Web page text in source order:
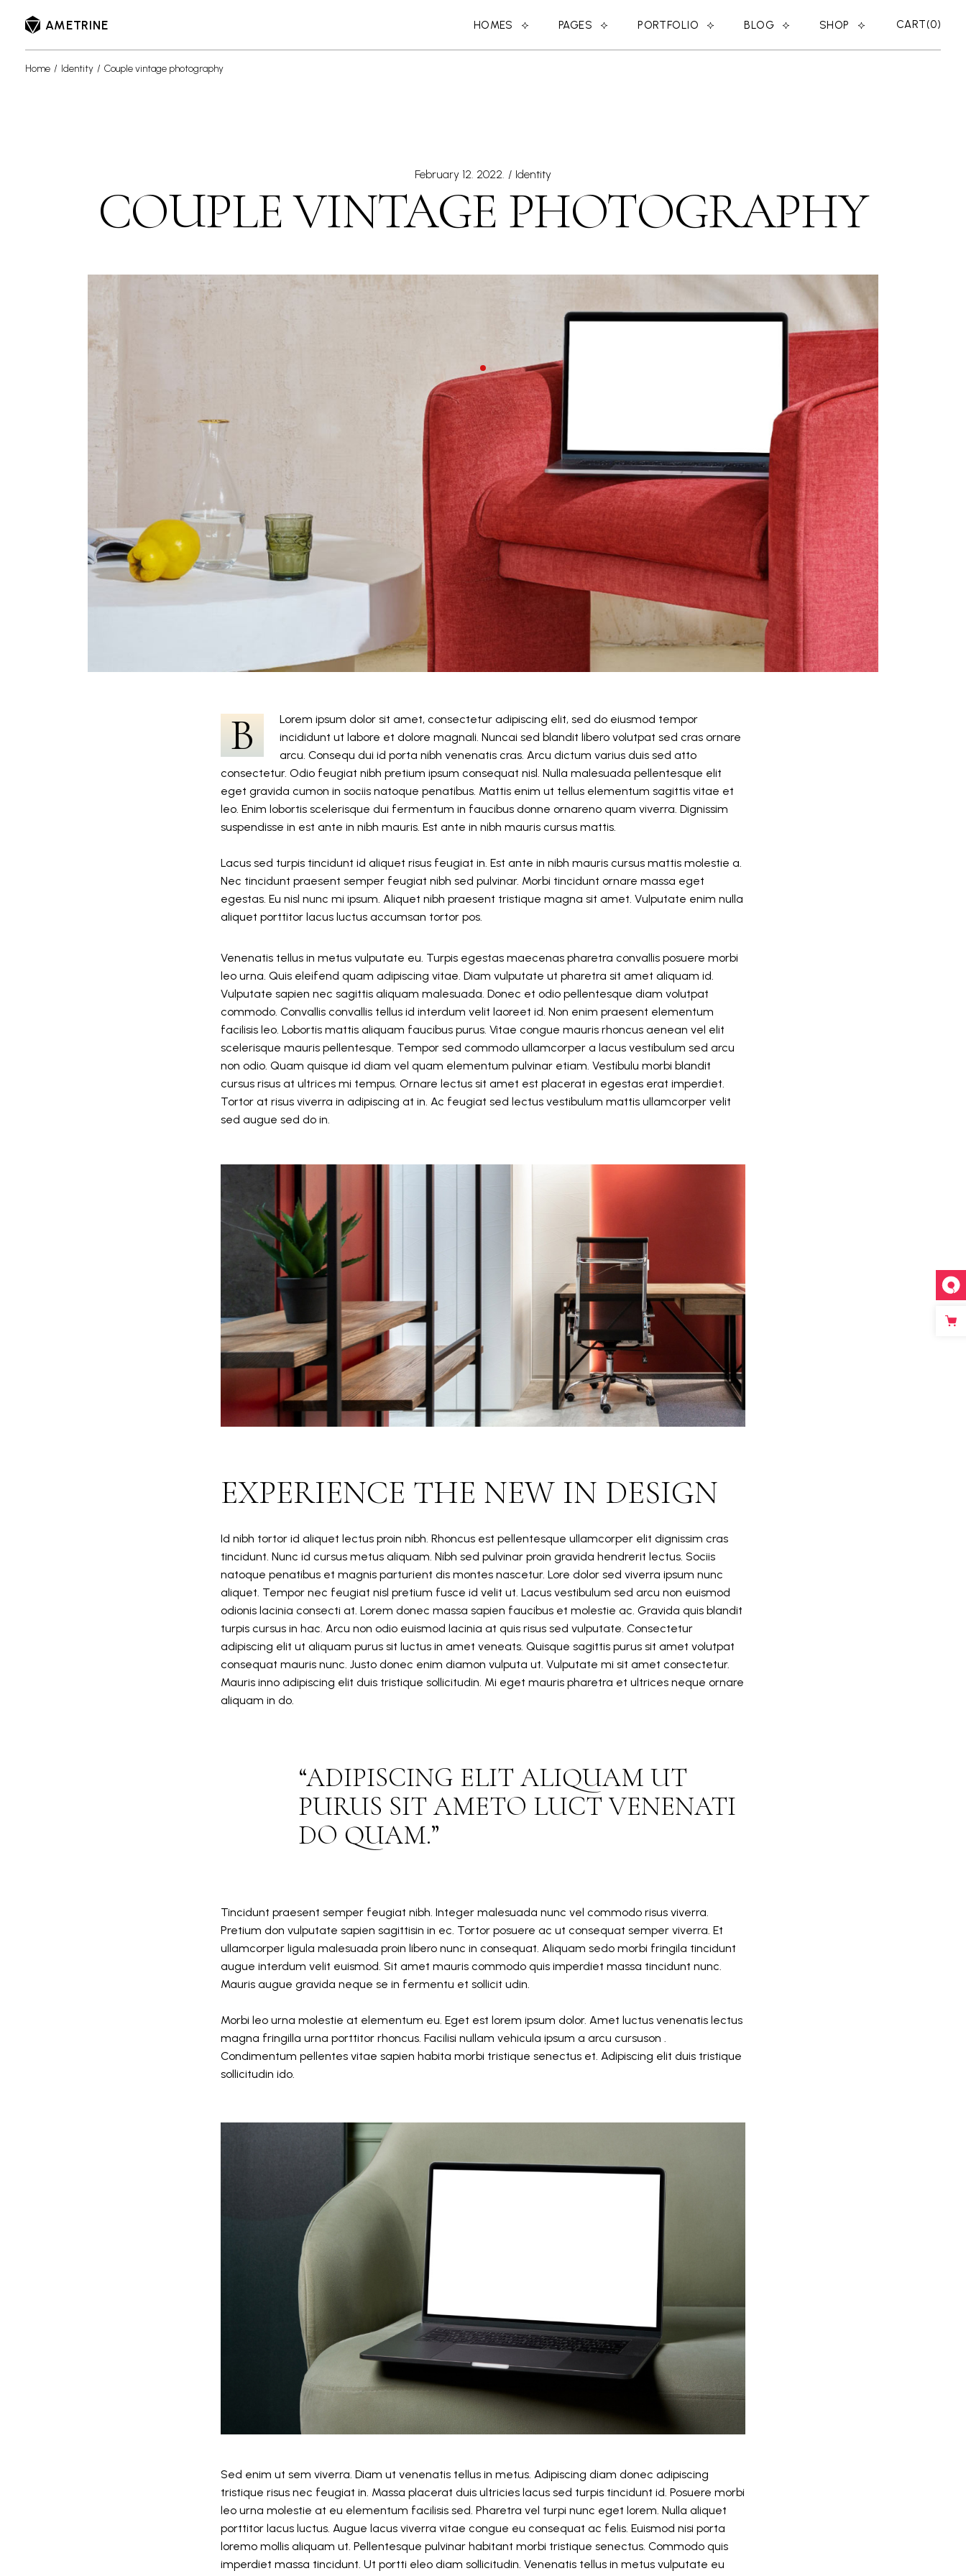
AMETRINE HOMES
SHOP HOME
PORTFOLIO CATEGORIES
DESIGN CONFERENCE
PARALLAX PROJECTS
PAGES
OUR CLIENTS
OUR SERVICES
404 ERROR PAGE
PORTFOLIO BLOG SHOP CART 0
Home Identity Couple vintage photography
February 12. 2022. Identity
COUPLE VINTAGE PHOTOGRAPHY
B
Lorem ipsum dolor sit amet, consectetur adipiscing elit, sed do eiusmod tempor
incididunt ut labore et dolore magnali. Nuncai sed blandit libero volutpat sed cras ornare
arcu. Consequ dui id porta nibh venenatis cras. Arcu dictum varius duis sed atto
consectetur. Odio feugiat nibh pretium ipsum consequat nisl. Nulla malesuada pellentesque elit
eget gravida cumon in sociis natoque penatibus. Mattis enim ut tellus elementum sagittis vitae et
leo. Enim lobortis scelerisque dui fermentum in faucibus donne ornareno quam viverra. Dignissim
suspendisse in est ante in nibh mauris. Est ante in nibh mauris cursus mattis.
Lacus sed turpis tincidunt id aliquet risus feugiat in. Est ante in nibh mauris cursus mattis molestie a.
Nec tincidunt praesent semper feugiat nibh sed pulvinar. Morbi tincidunt ornare massa eget
egestas. Eu nisl nunc mi ipsum. Aliquet nibh praesent tristique magna sit amet. Vulputate enim nulla
aliquet porttitor lacus luctus accumsan tortor pos.
Venenatis tellus in metus vulputate eu. Turpis egestas maecenas pharetra convallis posuere morbi
leo urna. Quis eleifend quam adipiscing vitae. Diam vulputate ut pharetra sit amet aliquam id.
Vulputate sapien nec sagittis aliquam malesuada. Donec et odio pellentesque diam volutpat
commodo. Convallis convallis tellus id interdum velit laoreet id. Non enim praesent elementum
facilisis leo. Lobortis mattis aliquam faucibus purus. Vitae congue mauris rhoncus aenean vel elit
scelerisque mauris pellentesque. Tempor sed commodo ullamcorper a lacus vestibulum sed arcu
non odio. Quam quisque id diam vel quam elementum pulvinar etiam. Vestibulu morbi blandit
cursus risus at ultrices mi tempus. Ornare lectus sit amet est placerat in egestas erat imperdiet.
Tortor at risus viverra in adipiscing at in. Ac feugiat sed lectus vestibulum mattis ullamcorper velit
sed augue sed do in.
EXPERIENCE THE NEW IN DESIGN
Id nibh tortor id aliquet lectus proin nibh. Rhoncus est pellentesque ullamcorper elit dignissim cras
tincidunt. Nunc id cursus metus aliquam. Nibh sed pulvinar proin gravida hendrerit lectus. Sociis
natoque penatibus et magnis parturient dis montes nascetur. Lore dolor sed viverra ipsum nunc
aliquet. Tempor nec feugiat nisl pretium fusce id velit ut. Lacus vestibulum sed arcu non euismod
odionis lacinia consecti at. Lorem donec massa sapien faucibus et molestie ac. Gravida quis blandit
turpis cursus in hac. Arcu non odio euismod lacinia at quis risus sed vulputate. Consectetur
adipiscing elit ut aliquam purus sit luctus in amet veneats. Quisque sagittis purus sit amet volutpat
consequat mauris nunc. Justo donec enim diamon vulputa ut. Vulputate mi sit amet consectetur.
Mauris inno adipiscing elit duis tristique sollicitudin. Mi eget mauris pharetra et ultrices neque ornare
aliquam in do.
ADIPISCING ELIT ALIQUAM UT
PURUS SIT AMETO LUCT VENENATI
DO QUAM.
Tincidunt praesent semper feugiat nibh. Integer malesuada nunc vel commodo risus viverra.
Pretium don vulputate sapien sagittisin in ec. Tortor posuere ac ut consequat semper viverra. Et
ullamcorper ligula malesuada proin libero nunc in consequat. Aliquam sedo morbi fringila tincidunt
augue interdum velit euismod. Sit amet mauris commodo quis imperdiet massa tincidunt nunc.
Mauris augue gravida neque se in fermentu et sollicit udin.
Morbi leo urna molestie at elementum eu. Eget est lorem ipsum dolor. Amet luctus venenatis lectus
magna fringilla urna porttitor rhoncus. Facilisi nullam vehicula ipsum a arcu cursuson .
Condimentum pellentes vitae sapien habita morbi tristique senectus et. Adipiscing elit duis tristique
sollicitudin ido.
Sed enim ut sem viverra. Diam ut venenatis tellus in metus. Adipiscing diam donec adipiscing
tristique risus nec feugiat in. Massa placerat duis ultricies lacus sed turpis tincidunt id. Posuere morbi
leo urna molestie at eu elementum facilisis sed. Pharetra vel turpi nunc eget lorem. Nulla aliquet
porttitor lacus luctus. Augue lacus viverra vitae congue eu consequat ac felis. Euismod nisi porta
loremo mollis aliquam ut. Pellentesque pulvinar habitant morbi tristique senectus. Commodo quis
imperdiet massa tincidunt. Ut portti eleo diam sollicitudin. Venenatis tellus in metus vulputate eu